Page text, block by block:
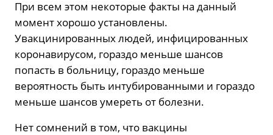
При всем этом некоторые факты на данный
момент хорошо установлены.
Увакцинированных людей, инфицированных
коронавирусом, гораздо меньше шансов
попасть в больницу, гораздо меньше
вероятность быть интубированными и гораздо
меньше шансов умереть от болезни.
Нет сомнений в том, что вакцины